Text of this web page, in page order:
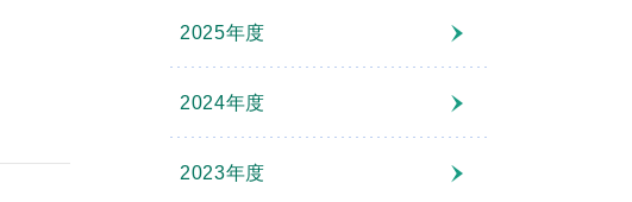
2025年度
2024年度
2023年度